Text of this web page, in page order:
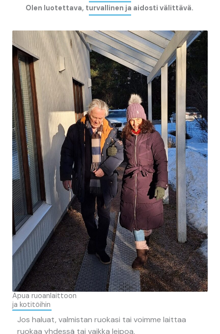
Olen luotettava, turvallinen ja aidosti välittävä.
Apua ruoanlaittoon
ja kotitöihin
Jos haluat, valmistan ruokasi tai voimme laittaa
ruokaa yhdessä tai vaikka leipoa.